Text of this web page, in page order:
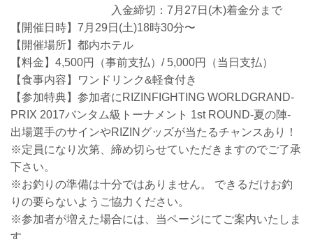
入金締切：7月27日(木)着金分まで
【開催日時】7月29日(土)18時30分〜
【開催場所】都内ホテル
【料金】4,500円（事前支払）/ 5,000円（当日支払）
【食事内容】ワンドリンク&軽食付き
【参加特典】参加者にRIZINFIGHTING WORLDGRAND-
PRIX 2017バンタム級トーナメント 1st ROUND-夏の陣-
出場選手のサインやRIZINグッズが当たるチャンスあり！
※定員になり次第、締め切らせていただきますのでご了承
下さい。
※お釣りの準備は十分ではありません。 できるだけお釣
りの要らないようご協力ください。
※参加者が増えた場合には、当ページにてご案内いたしま